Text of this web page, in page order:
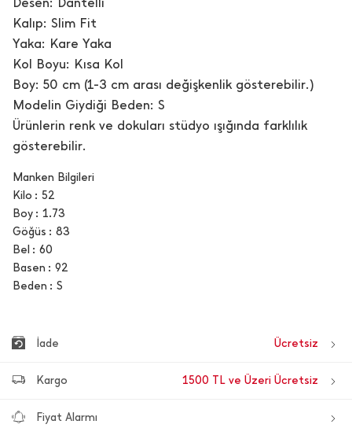
Kalıp: Slim Fit
Yaka: Kare Yaka
Kol Boyu: Kısa Kol
Boy: 50 cm (1-3 cm arası değişkenlik gösterebilir.)
Modelin Giydiği Beden: S
Ürünlerin renk ve dokuları stüdyo ışığında farklılık
gösterebilir.
Manken Bilgileri
Kilo
52
Boy
1.73
Göğüs
83
Bel
60
Basen
92
Beden
S
İade Ücretsiz
Kargo 1500 TL ve Üzeri Ücretsiz
Fiyat Alarmı